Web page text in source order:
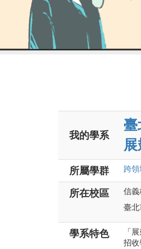
ColleGo! 大學選才與高中育
我的學系
臺
展
所屬學群 跨
所在校區
信義
臺北
學系特色
「
招